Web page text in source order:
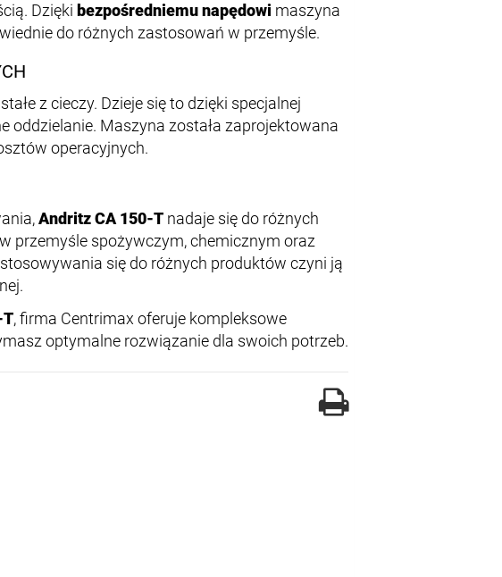
Dzięki bezpośredniemu napędowi maszyna
do różnych zastosowań w przemyśle.
z cieczy. Dzieje się to dzięki specjalnej
oddzielanie. Maszyna została zaprojektowana
operacyjnych.
Andritz CA 150-T nadaje się do różnych
przemyśle spożywczym, chemicznym oraz
się do różnych produktów czyni ją
T, firma Centrimax oferuje kompleksowe
optymalne rozwiązanie dla swoich potrzeb.